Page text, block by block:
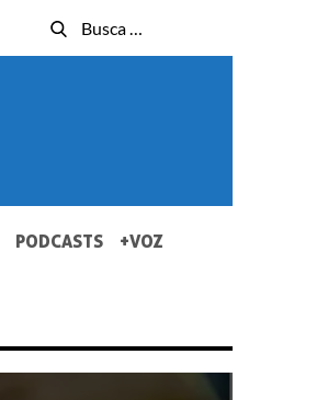
Busca
for:
Busca
PODCASTS +VOZ